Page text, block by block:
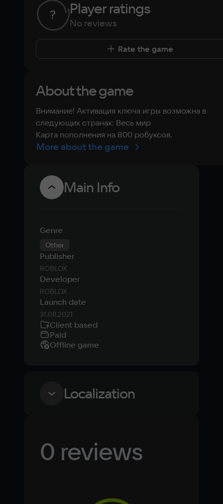
? Player ratings
No reviews
Rate the game
About the game
Внимание! Активация ключа игры возможна в
следующих странах: Весь мир
Карта пополнения на 800 робуксов.
More about the game
Main Info
Genre
Other
Publisher
ROBLOX
Developer
ROBLOX
Launch date
31.08.2021
Client based
Paid
Offline game
Localization
Russian
English
0 reviews